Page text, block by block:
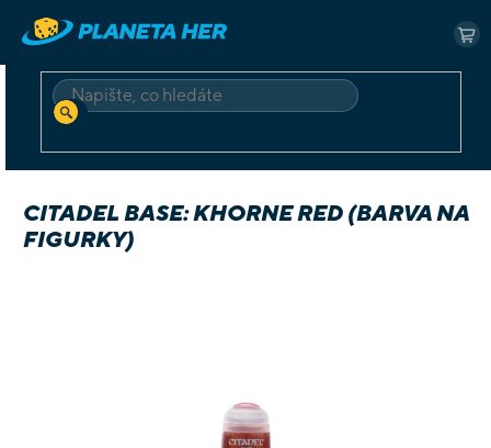
obsah
HLEDAT
CITADEL BASE: KHORNE RED (BARVA NA
FIGURKY)